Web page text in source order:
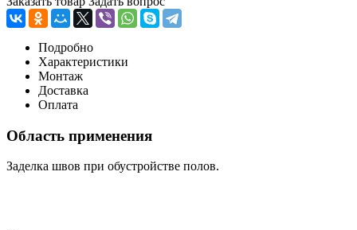
Подробно
Характеристики
Монтаж
Доставка
Оплата
Область применения
Заделка швов при обустройстве полов.